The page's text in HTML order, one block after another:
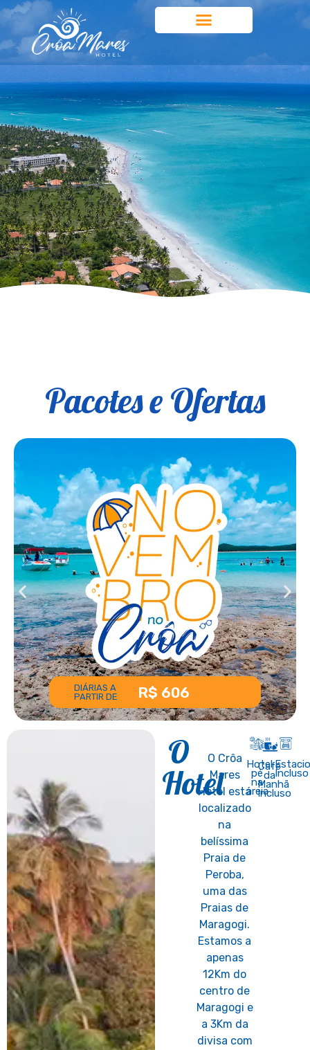
PRÉ CHECK-IN RESERVE AGORA
Pacotes e Ofertas
DIÁRIAS A
PARTIR DE
R$ 606
O
Hotel
O Crôa
Mares
Hotel está
localizado
na
belíssima
Praia de
Peroba,
uma das
Praias de
Maragogi.
Estamos a
apenas
12Km do
centro de
Maragogi e
a 3Km da
divisa com
Hotel
pé
na
areia
Café
da
Manhã
Incluso
Incluso